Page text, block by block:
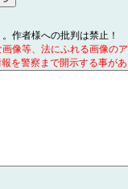
作者様への批判は禁止！
像等、法にふれる画像の
を警察まで開示する事が